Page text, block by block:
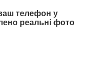
телефон у
реальні фото